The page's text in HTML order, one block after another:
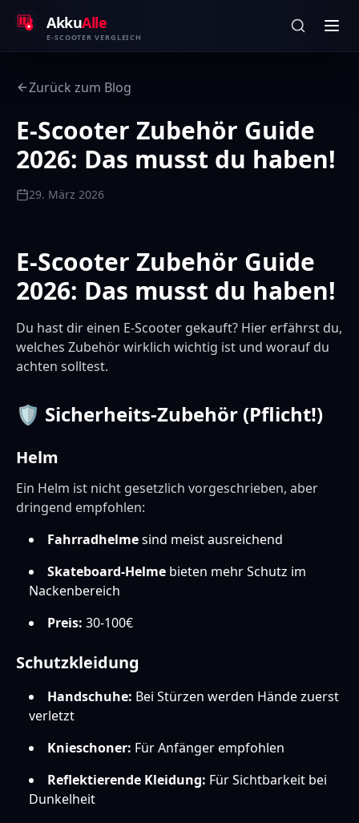
AkkuAlle
E-SCOOTER VERGLEICH
Zurück zum Blog
E-Scooter Zubehör Guide
2026: Das musst du haben!
29. März 2026
E-Scooter Zubehör Guide
2026: Das musst du haben!
Du hast dir einen E-Scooter gekauft? Hier erfährst du,
welches Zubehör wirklich wichtig ist und worauf du
achten solltest.
🛡️ Sicherheits-Zubehör (Pflicht!)
Helm
Ein Helm ist nicht gesetzlich vorgeschrieben, aber
dringend empfohlen:
Fahrradhelmesind meist ausreichend
Skateboard-Helme bieten mehr Schutz im
Nackenbereich
Preis: 30-100€
Schutzkleidung
Handschuhe: Bei Stürzen werden Hände zuerst
verletzt
Knieschoner: Für Anfänger empfohlen
Reflektierende Kleidung: Für Sichtbarkeit bei
Dunkelheit